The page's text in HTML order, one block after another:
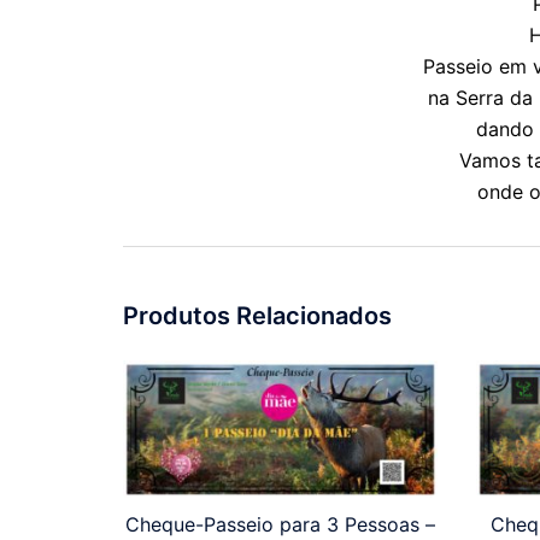
Passeio em
na Serra
dando
Vamos
onde
Produtos Relacionados
Cheque-Passeio para 3 Pessoas –